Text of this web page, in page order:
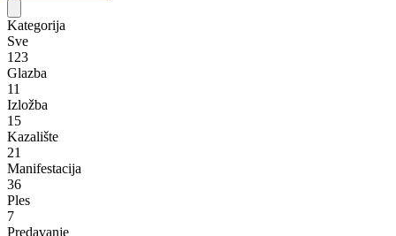
Kategorija
Sve
123
Glazba
11
Izložba
15
Kazalište
21
Manifestacija
36
Ples
7
Predavanje